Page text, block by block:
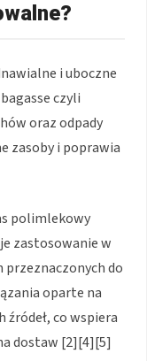
i uboczne
czyli
oraz odpady
zasoby i poprawia
polimlekowy
zastosowanie w
do
oparte na
co wspiera
dostaw [2][4][5]